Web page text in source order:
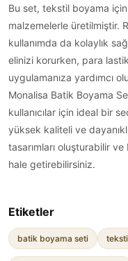
Bu set, tekstil boyama
malzemelerle üretilmiştir.
kullanımda da kolaylık
elinizi korurken, para
uygulamanıza yardımcı
Monalisa Batik Boyama
kullanıcılar için ideal bir
yüksek kaliteli ve
tasarımları oluşturabilir
hale getirebilirsiniz.
Etiketler
batik boyama seti